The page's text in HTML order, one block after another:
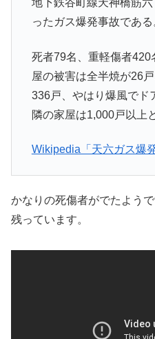
地下鉄谷町線天神橋筋
ったガス爆発事故である
死者79名、重軽傷者420
屋の被害は全半焼が26
336戸、やはり爆風でド
隣の家屋は1,000戸以上
Wikipedia「天六ガス爆
かなりの死傷者がでたよう
残っています。